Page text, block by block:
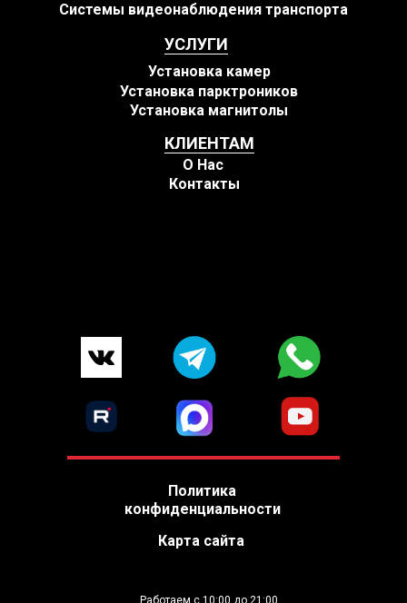
УСЛУГИ
КЛИЕНТАМ
Работаем с 10:00 до 21:00
Системы видеонаблюдения транспорта
Политика
конфиденциальности
Карта сайта
Установка камер
О Нас
Контакты
Установка магнитолы
Установка парктроников